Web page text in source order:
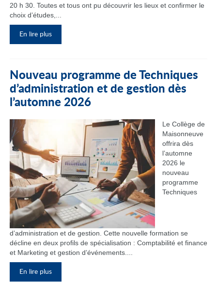
20 h 30. Toutes et tous ont pu découvrir les lieux et confirmer le
choix d’études,...
En lire plus
Nouveau programme de Techniques
d’administration et de gestion dès
l’automne 2026
Le Collège de
Maisonneuve
offrira dès
l’automne
2026 le
nouveau
programme
Techniques
d’administration et de gestion. Cette nouvelle formation se
décline en deux profils de spécialisation : Comptabilité et finance
et Marketing et gestion d’événements....
En lire plus